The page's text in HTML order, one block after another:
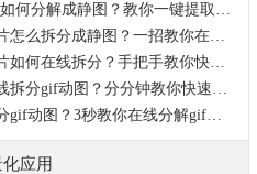
Gif动图如何分解成静图？教你一键提取静态图片
动态图片怎么拆分成静图？一招教你在线分解gif动图
动态图片如何在线拆分？手把手教你快速拆分gif动图
如何在线拆分gif动图？分分钟教你快速分解gif
怎样拆分gif动图？3秒教你在线分解gif动图
应用